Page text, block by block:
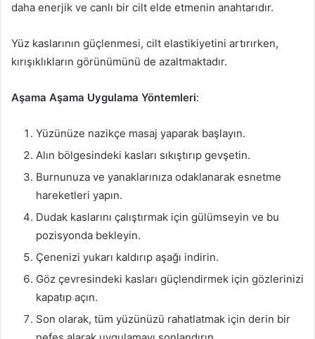
daha enerjik ve canlı bir cilt elde etmenin anahtarıdır.
Yüz kaslarının güçlenmesi, cilt elastikiyetini artırırken,
kırışıklıkların görünümünü de azaltmaktadır.
Aşama Aşama Uygulama Yöntemleri:
Yüzünüze nazikçe masaj yaparak başlayın.
Alın bölgesindeki kasları sıkıştırıp gevşetin.
Burnunuza ve yanaklarınıza odaklanarak esnetme
hareketleri yapın.
Dudak kaslarını çalıştırmak için gülümseyin ve bu
pozisyonda bekleyin.
Çenenizi yukarı kaldırıp aşağı indirin.
Göz çevresindeki kasları güçlendirmek için gözlerinizi
kapatıp açın.
Son olarak, tüm yüzünüzü rahatlatmak için derin bir